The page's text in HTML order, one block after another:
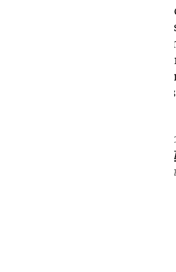
La realidad para muchos
negocios está en juego.
horarios para sobrevivir,
manteniendo su descanso los
abrir los domingos y festivos
esto resultará en una
en las
Puedes ponerte en contacto